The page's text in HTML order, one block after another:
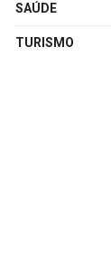
SAÚDE
TURISMO